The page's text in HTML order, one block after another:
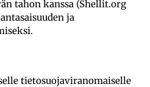
tahon kanssa (Shellit.org
ja
tietosuojaviranomaiselle